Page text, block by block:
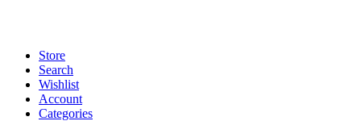
Store
Search
Wishlist
Account
Categories